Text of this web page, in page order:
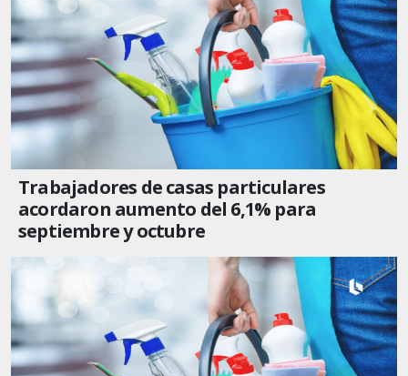
Trabajadores de casas particulares
acordaron aumento del 6,1% para
septiembre y octubre